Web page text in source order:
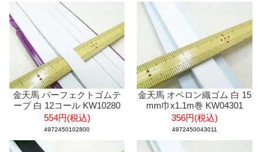
金天馬 パーフェクトゴムテ
ープ 白 12コール KW10280
554円(税込)
4972450102800
金天馬 オペロン織ゴム 白 15
mm巾x1.1m巻 KW04301
356円(税込)
4972450043011